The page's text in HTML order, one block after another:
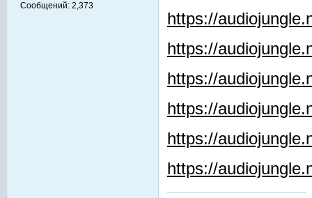
Сообщений: 2,373
https://
https://
https://
https://
https://
https://